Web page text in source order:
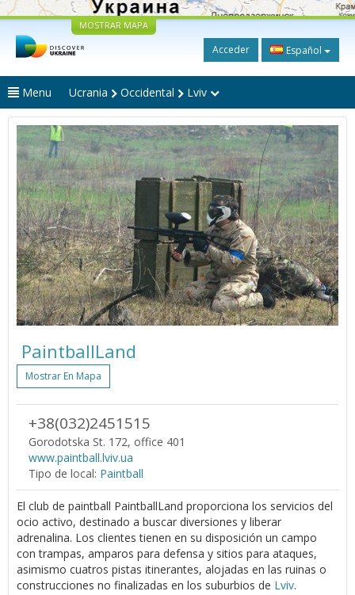
MOSTRAR MAPA
Acceder Español
Menu Ucrania Occidental Lviv
PaintballLand
Mostrar En Mapa
+38(032)2451515
Gorodotska St. 172, office 401
www.paintball.lviv.ua
Tipo de local: Paintball
El club de paintball PaintballLand proporciona los servicios del
ocio activo, destinado a buscar diversiones y liberar
adrenalina. Los clientes tienen en su disposición un campo
con trampas, amparos para defensa y sitios para ataques,
asimismo cuatros pistas itinerantes, alojadas en las ruinas o
construcciones no finalizadas en los suburbios de Lviv.